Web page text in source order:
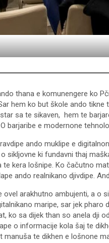
thana e komunengere ko
hem ko but škole ando
sa te sikaven, hem te
barjaribe e modernone
ando muklipe e
sikljovne ki fundavni thaj
te kera lošnipe. Ko čačutno
ando realnikano djivdipe.
ovel arakhutno ambujenti, a o
maripe, sar jek pharo
ko sa dijek than so anela dji
o informacije kola šaj te
manuša te dikhen e lošnone